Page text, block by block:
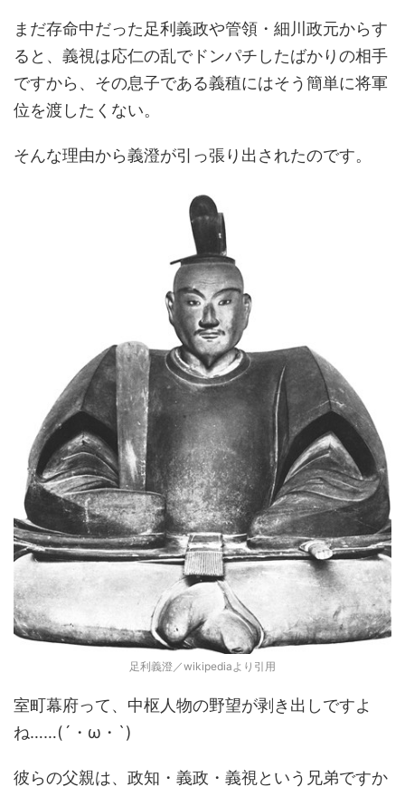
まだ存命中だった足利義政や管領・細川政元からす
ると、義視は応仁の乱でドンパチしたばかりの相手
ですから、その息子である義稙にはそう簡単に将軍
位を渡したくない。
そんな理由から義澄が引っ張り出されたのです。
足利義澄／wikipediaより引用
室町幕府って、中枢人物の野望が剥き出しですよ
ね……(´・ω・`)
彼らの父親は、政知・義政・義視という兄弟ですか